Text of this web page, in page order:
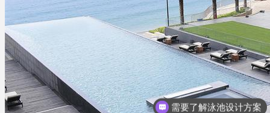
需要了解泳池设计方案